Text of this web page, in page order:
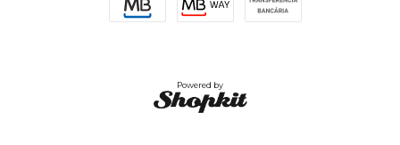
Powered by